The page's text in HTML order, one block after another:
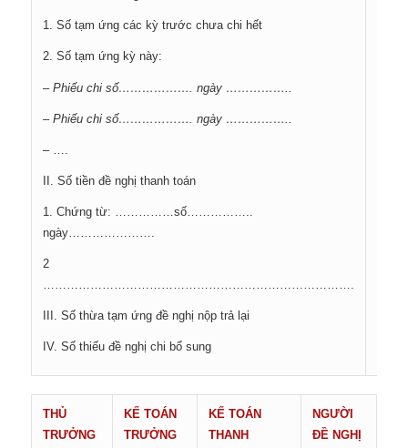
1. Số tạm ứng các kỳ trước chưa chi hết
2. Số tạm ứng kỳ này:
– Phiếu chi số………………. ngày ……………..
– Phiếu chi số………………. ngày ……………..
– ….
II. Số tiền đề nghị thanh toán
1. Chứng từ: ……………số……………..
ngày………………….
2
III. Số thừa tạm ứng đề nghị nộp trả lại
IV. Số thiếu đề nghị chi bổ sung
THỦ
TRƯỞNG
KẾ TOÁN
TRƯỞNG
KẾ TOÁN
THANH
NGƯỜI
ĐỀ NGHỊ